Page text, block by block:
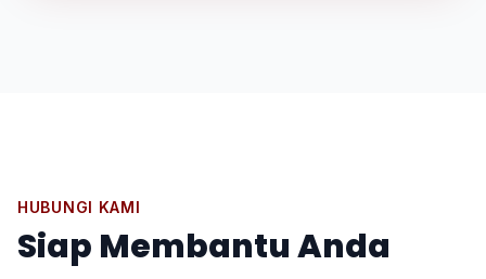
HUBUNGI KAMI
Siap Membantu Anda